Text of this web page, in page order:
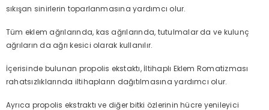
sıkışan sinirlerin toparlanmasına yardımcı olur.
Tüm eklem ağrılarında, kas ağrılarında, tutulmalar da ve kulunç
ağrıların da ağrı kesici olarak kullanılır.
İçerisinde bulunan propolis ekstaktı, İltihaplı Eklem Romatizması
rahatsızlıklarında iltihapların dağıtılmasına yardımcı olur.
Ayrıca propolis ekstraktı ve diğer bitki özlerinin hücre yenileyici